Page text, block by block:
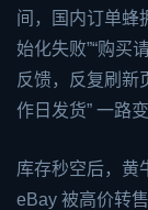
间，国内订单蜂
始化失败”“购买
反馈，反复刷新
作日发货” 一路
库存秒空后，黄
eBay 被高价转